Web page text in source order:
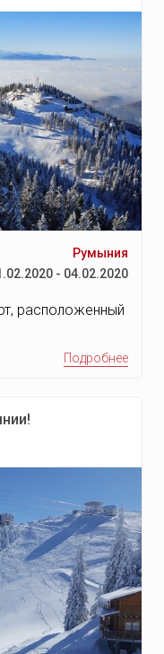
Румыния
- 04.02.2020
расположенный
Подробнее